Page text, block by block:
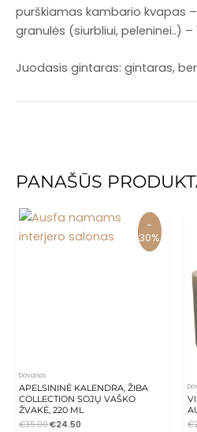
purškiamas kambario kvapas –
granulės (siurbliui, peleninei..) –
Juodasis gintaras: gintaras,
PANAŠŪS
-
30%
-
30%
Dovanos
APELSININĖ KALENDRA, ŽIBA
COLLECTION SOJŲ VAŠKO
ŽVAKĖ, 220 ML
€35.00€24.50 €